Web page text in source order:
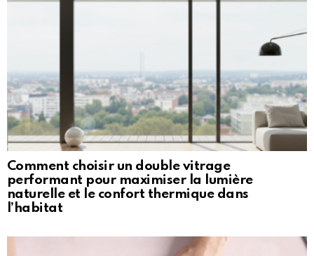
Comment choisir un double vitrage
performant pour maximiser la lumière
naturelle et le confort thermique dans
l’habitat